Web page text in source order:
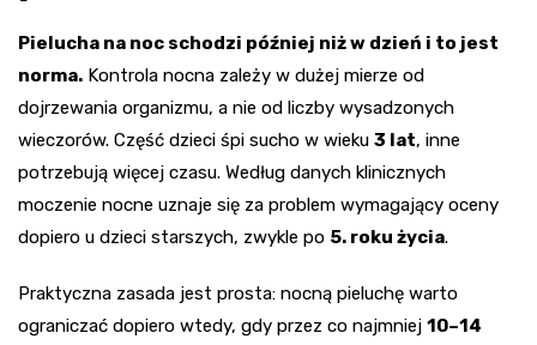
Pielucha na noc schodzi później niż w dzień i to jest
norma. Kontrola nocna zależy w dużej mierze od
dojrzewania organizmu, a nie od liczby wysadzonych
wieczorów. Część dzieci śpi sucho w wieku 3 lat, inne
potrzebują więcej czasu. Według danych klinicznych
moczenie nocne uznaje się za problem wymagający oceny
dopiero u dzieci starszych, zwykle po 5. roku życia.
Praktyczna zasada jest prosta: nocną pieluchę warto
ograniczać dopiero wtedy, gdy przez co najmniej 10–14